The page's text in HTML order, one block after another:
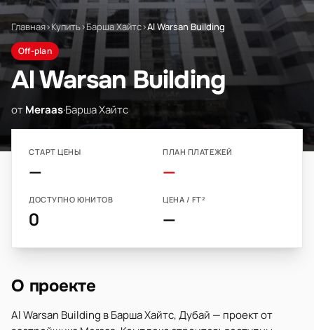
Главная›Купить›Барша Хайтс›Al Warsan Building
Off-plan
Al Warsan Building
отMeraas·Барша Хайтс
СТАРТ ЦЕНЫ
—
ПЛАН ПЛАТЕЖЕЙ
—
ДОСТУПНО ЮНИТОВ
0
ЦЕНА / FT²
—
О проекте
Al Warsan Building в Барша Хайтс, Дубай — проект от